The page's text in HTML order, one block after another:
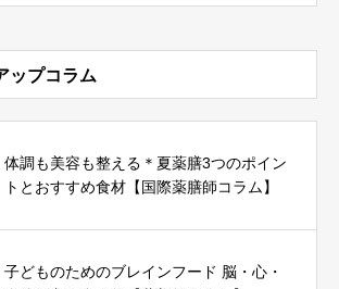
ップコラム
体調も美容も整える＊夏薬膳3つのポイン
トとおすすめ食材【国際薬膳師コラム】
子どものためのブレインフード 脳・心・